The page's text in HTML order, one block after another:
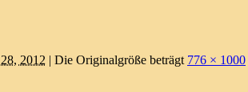
2012 | Die Originalgröße beträgt 776 × 1000